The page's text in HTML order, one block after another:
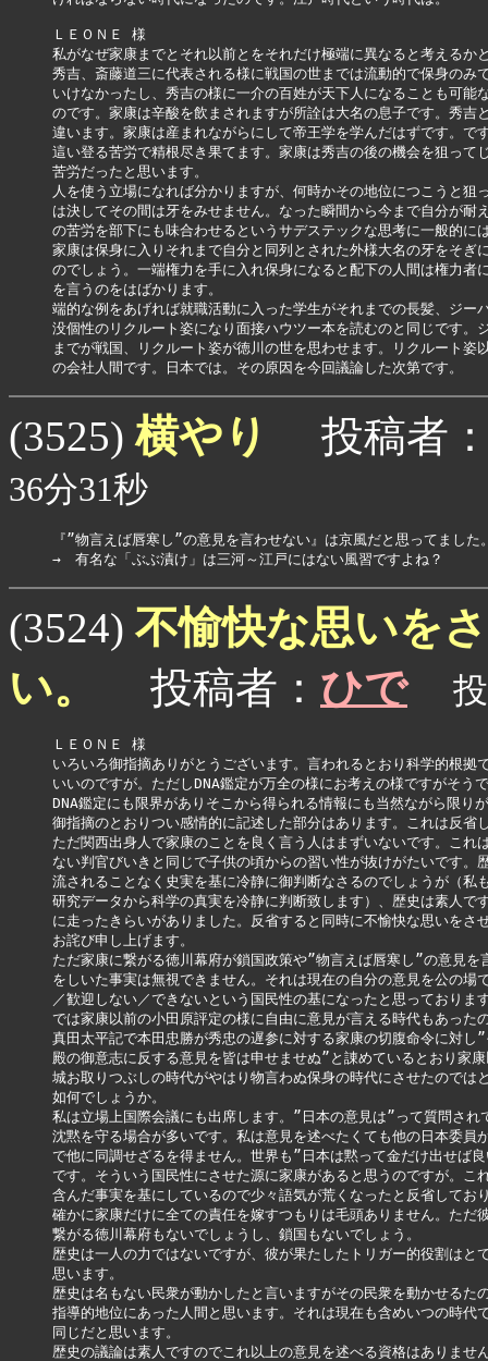
ＬＥＯＮＥ 様
私がなぜ家康までとそれ以前とをそれだけ極端に異なると考えるか
秀吉、斎藤道三に代表される様に戦国の世までは流動的で保身のみ
いけなかったし、秀吉の様に一介の百姓が天下人になることも可能
のです。家康は辛酸を飲まされますが所詮は大名の息子です。秀吉
違います。家康は産まれながらにして帝王学を学んだはずです。で
這い登る苦労で精根尽き果てます。家康は秀吉の後の機会を狙って
苦労だったと思います。
人を使う立場になれば分かりますが、何時かその地位につこうと狙
は決してその間は牙をみせません。なった瞬間から今まで自分が耐
の苦労を部下にも味合わせるというサデステックな思考に一般的に
家康は保身に入りそれまで自分と同列とされた外様大名の牙をそぎ
のでしょう。一端権力を手に入れ保身になると配下の人間は権力者
を言うのをはばかります。
端的な例をあげれば就職活動に入った学生がそれまでの長髪、ジー
没個性のリクルート姿になり面接ハウツー本を読むのと同じです。
までが戦国、リクルート姿が徳川の世を思わせます。リクルート姿
の会社人間です。日本では。その原因を今回議論した次第です。
(3525)横やり 投稿者
36分31秒
『”物言えば唇寒し”の意見を言わせない』は京風だと思ってました
→　有名な「ぶぶ漬け」は三河～江戸にはない風習ですよね？
(3524) 不愉快な思いを
い。
投稿者： ひで 投
ＬＥＯＮＥ 様
いろいろ御指摘ありがとうございます。言われるとおり科学的根拠
いいのですが。ただしDNA鑑定が万全の様にお考えの様ですがそう
DNA鑑定にも限界がありそこから得られる情報にも当然ながら限り
御指摘のとおりつい感情的に記述した部分はあります。これは反省
ただ関西出身人で家康のことを良く言う人はまずいないです。これ
ない判官びいきと同じで子供の頃からの習い性が抜けがたいです。
流されることなく史実を基に冷静に御判断なさるのでしょうが（私
研究データから科学の真実を冷静に判断致します）、歴史は素人で
に走ったきらいがありました。反省すると同時に不愉快な思いをさ
お詫び申し上げます。
ただ家康に繋がる徳川幕府が鎖国政策や”物言えば唇寒し”の意見を
をしいた事実は無視できません。それは現在の自分の意見を公の場
／歓迎しない／できないという国民性の基になったと思っておりま
では家康以前の小田原評定の様に自由に意見が言える時代もあった
真田太平記で本田忠勝が秀忠の遅参に対する家康の切腹命令に対し
殿の御意志に反する意見を皆は申せませぬ”と諌めているとおり家
城お取りつぶしの時代がやはり物言わぬ保身の時代にさせたのでは
如何でしょうか。
私は立場上国際会議にも出席します。”日本の意見は”って質問され
沈黙を守る場合が多いです。私は意見を述べたくても他の日本委員
で他に同調せざるを得ません。世界も”日本は黙って金だけ出せば
です。そういう国民性にさせた源に家康があると思うのですが。こ
含んだ事実を基にしているので少々語気が荒くなったと反省してお
確かに家康だけに全ての責任を嫁すつもりは毛頭ありません。ただ
繋がる徳川幕府もないでしょうし、鎖国もないでしょう。
歴史は一人の力ではないですが、彼が果たしたトリガー的役割はと
思います。
歴史は名もない民衆が動かしたと言いますがその民衆を動かせるた
指導的地位にあった人間と思います。それは現在も含めいつの時代
同じだと思います。
歴史の議論は素人ですのでこれ以上の意見を述べる資格はありませ